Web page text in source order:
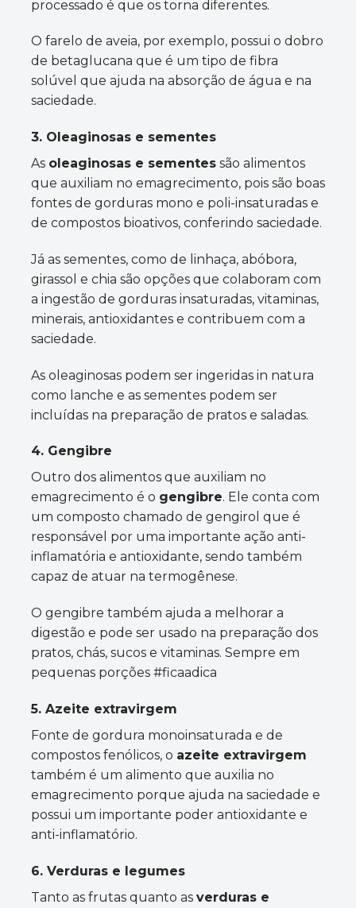
processado é que os torna diferentes.
O farelo de aveia, por exemplo, possui o dobro
de betaglucana que é um tipo de fibra
solúvel que ajuda na absorção de água e na
saciedade.
3. Oleaginosas e sementes
As oleaginosas e sementes são alimentos
que auxiliam no emagrecimento, pois são boas
fontes de gorduras mono e poli-insaturadas e
de compostos bioativos, conferindo saciedade.
Já as sementes, como de linhaça, abóbora,
girassol e chia são opções que colaboram com
a ingestão de gorduras insaturadas, vitaminas,
minerais, antioxidantes e contribuem com a
saciedade.
As oleaginosas podem ser ingeridas in natura
como lanche e as sementes podem ser
incluídas na preparação de pratos e saladas.
4. Gengibre
Outro dos alimentos que auxiliam no
emagrecimento é o gengibre. Ele conta com
um composto chamado de gengirol que é
responsável por uma importante ação anti-
inflamatória e antioxidante, sendo também
capaz de atuar na termogênese.
O gengibre também ajuda a melhorar a
digestão e pode ser usado na preparação dos
pratos, chás, sucos e vitaminas. Sempre em
pequenas porções #ficaadica
5. Azeite extravirgem
Fonte de gordura monoinsaturada e de
compostos fenólicos, o azeite extravirgem
também é um alimento que auxilia no
emagrecimento porque ajuda na saciedade e
possui um importante poder antioxidante e
anti-inflamatório.
6. Verduras e legumes
Tanto as frutas quanto as verduras e